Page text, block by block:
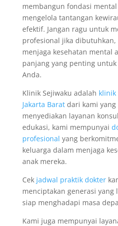
membangun fondasi
mengelola tantangan
efektif. Jangan ragu untuk
profesional jika
menjaga kesehatan mental
panjang yang penting
Anda.
Klinik Sejiwaku adalah klinik
Jakarta Baratdari kami yang
menyediakan layanan
edukasi, kami mempunyai
profesional yang
keluarga dalam menjaga
anak mereka.
Cek jadwal praktik dokter
menciptakan generasi
siap menghadapi masa
Kami juga mempunyai